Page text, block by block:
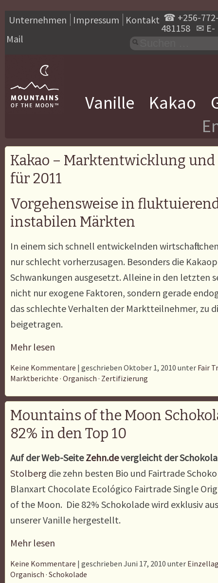
Unternehmen Impressum Kontakt ☎ +256-
481158 ✉ E-
Mail
Vanille Kakao
Kakao – Marktentwicklung
für 2011
Vorgehensweise in
instabilen Märkten
In einem sich schnell entwickelnden
nur schlecht vorherzusagen. Besonders die
Schwankungen ausgesetzt. Alleine in den letzten
nicht nur exogene Faktoren, sondern gerade
das schlechte Verhalten der Marktteilnehmer, zu
beigetragen.
Mehr lesen
Keine Kommentare | geschrieben Oktober 1, 2010 unter Fair
Marktberichte · Organisch · Zertifizierung
Mountains of the Moon
82% in den Top 10
Auf der Web-SeiteZehn.devergleicht der
Stolberg die zehn besten Bio und Fairtrade
Blanxart Chocolate Ecológico Fairtrade Single
of the Moon. Die 82% Schokolade wird exklusiv
unserer Vanille hergestellt.
Mehr lesen
Keine Kommentare | geschrieben Juni 17, 2010 unter
Organisch · Schokolade